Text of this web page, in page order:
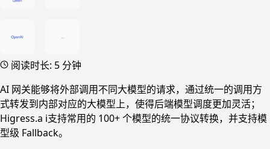
阅读时长: 5 分钟
AI 网关能够将外部调用不同大模型的请求，通过统一的调用方
式转发到内部对应的大模型上，使得后端模型调度更加灵活；
Higress.a i支持常用的 100+ 个模型的统一协议转换，并支持模
型级 Fallback。